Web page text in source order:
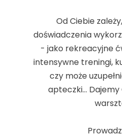
Od Ciebie
doświadczenia
- jako rekreacyjne
intensywne treningi,
czy może
apteczki...